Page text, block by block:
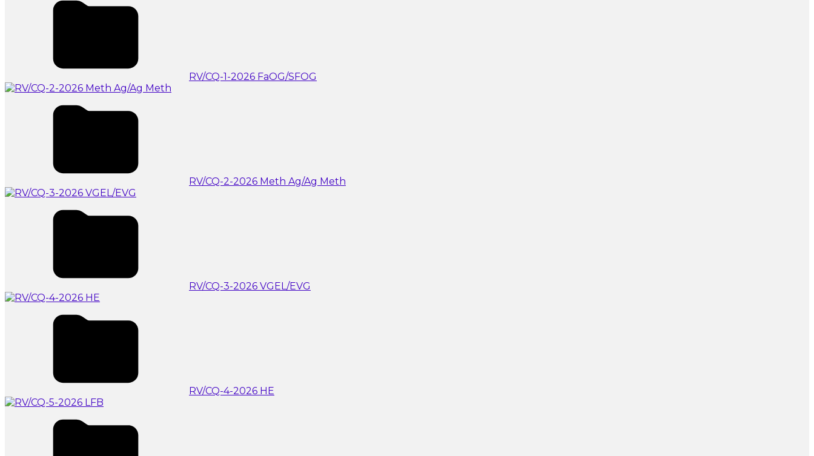
RV/CQ-1-2026 FaOG/SFOG
RV/CQ-2-2026 Meth Ag/Ag Meth
RV/CQ-3-2026 VGEL/EVG
RV/CQ-4-2026 HE